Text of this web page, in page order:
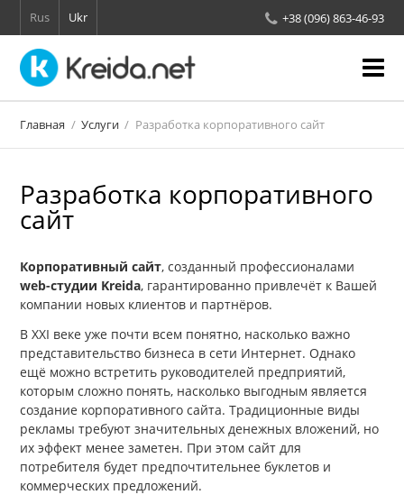
Rus Ukr +38 (096) 863-46-93
О нас
Проверка позиций сайта
Отзывы
Услуги
Контакты
Главная Услуги Разработка корпоративного сайт
Разработка корпоративного
сайт
Корпоративный сайт, созданный профессионалами
web-студии Kreida, гарантированно привлечёт к Вашей
компании новых клиентов и партнёров.
В XXI веке уже почти всем понятно, насколько важно
представительство бизнеса в сети Интернет. Однако
ещё можно встретить руководителей предприятий,
которым сложно понять, насколько выгодным является
создание корпоративного сайта. Традиционные виды
рекламы требуют значительных денежных вложений, но
их эффект менее заметен. При этом сайт для
потребителя будет предпочтительнее буклетов и
коммерческих предложений.